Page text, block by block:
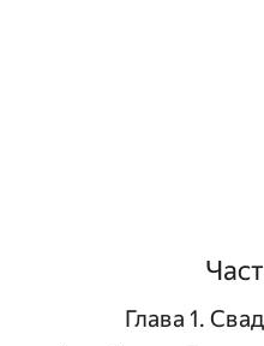
Глава 1.